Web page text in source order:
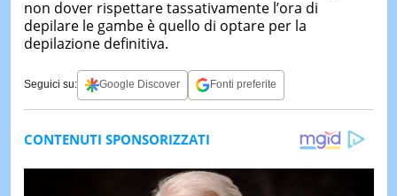
non dover rispettare tassativamente l’ora di
depilare le gambe è quello di optare per la
depilazione definitiva.
Seguici su: Google Discover Fonti preferite